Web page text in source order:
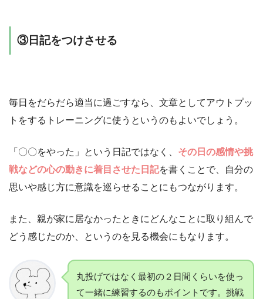
③日記をつけさせる
毎日をだらだら適当に過ごすなら、文章としてアウトプッ
トをするトレーニングに使うというのもよいでしょう。
「〇〇をやった」という日記ではなく、 その日の感情や挑
戦などの心の動きに着目させた日記を書くことで、自分の
思いや感じ方に意識を巡らせることにもつながります。
また、親が家に居なかったときにどんなことに取り組んで
どう感じたのか、というのを見る機会にもなります。
丸投げではなく最初の２日間くらいを使っ
て一緒に練習するのもポイントです。挑戦